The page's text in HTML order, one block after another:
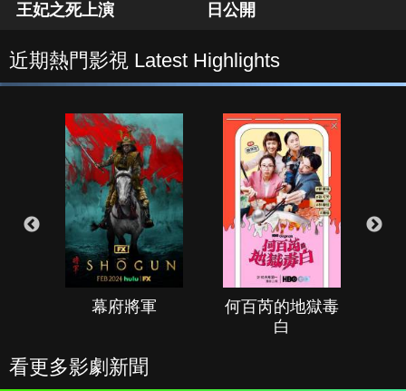
王妃之死上演
日公開
近期熱門影視 Latest Highlights
幕府將軍
何百芮的地獄毒
白
看更多影劇新聞